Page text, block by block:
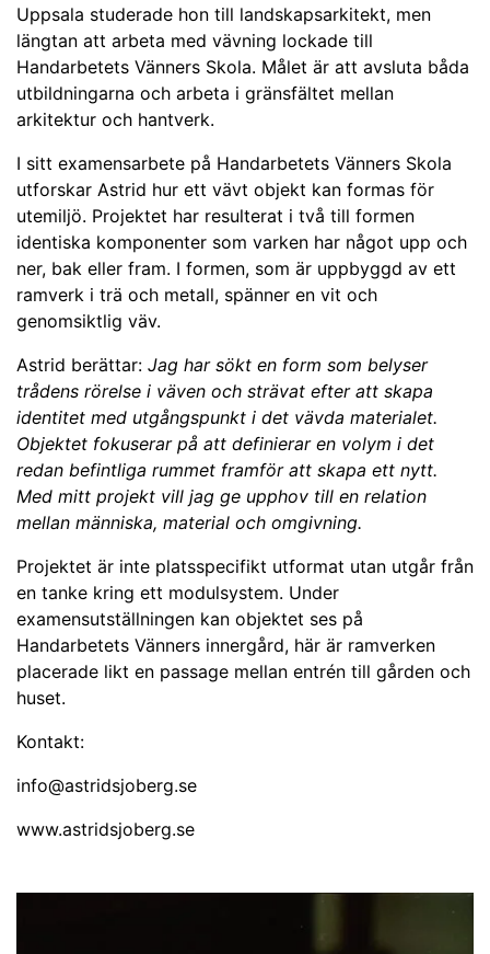
Uppsala studerade hon till landskapsarkitekt, men
längtan att arbeta med vävning lockade till
Handarbetets Vänners Skola. Målet är att avsluta båda
utbildningarna och arbeta i gränsfältet mellan
arkitektur och hantverk.
I sitt examensarbete på Handarbetets Vänners Skola
utforskar Astrid hur ett vävt objekt kan formas för
utemiljö. Projektet har resulterat i två till formen
identiska komponenter som varken har något upp och
ner, bak eller fram. I formen, som är uppbyggd av ett
ramverk i trä och metall, spänner en vit och
genomsiktlig väv.
Astrid berättar: Jag har sökt en form som belyser
trådens rörelse i väven och strävat efter att skapa
identitet med utgångspunkt i det vävda materialet.
Objektet fokuserar på att definierar en volym i det
redan befintliga rummet framför att skapa ett nytt.
Med mitt projekt vill jag ge upphov till en relation
mellan människa, material och omgivning.
Projektet är inte platsspecifikt utformat utan utgår från
en tanke kring ett modulsystem. Under
examensutställningen kan objektet ses på
Handarbetets Vänners innergård, här är ramverken
placerade likt en passage mellan entrén till gården och
huset.
Kontakt:
info@astridsjoberg.se
www.astridsjoberg.se